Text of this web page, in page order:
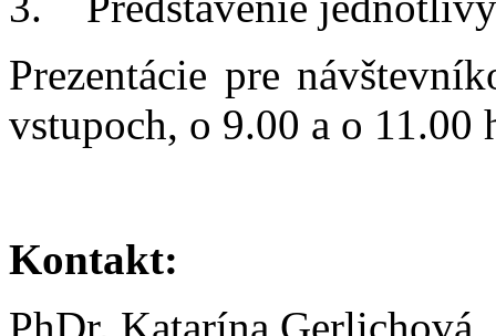
Prezentácie pre
vstupoch, o 9.00 a o 11.00
Kontakt:
PhDr. Katarína Gerlichová,